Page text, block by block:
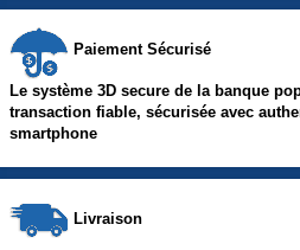
Paiement Sécurisé
Le système 3D secure de la banque
transaction fiable, sécurisée avec
smartphone
Livraison